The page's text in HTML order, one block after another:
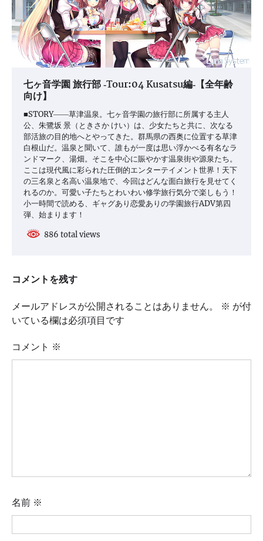
七ヶ音学園 旅行部 ‐Tour:04 Kusatsu編‐【全年齢
向け】
■STORY――草津温泉。七ヶ音学園の旅行部に所属する主人
公、朱鷺坂 景（ときさか けい）は、少女たちと共に、次なる
部活旅の目的地へとやってきた。群馬県の西奥に位置する草津
白根山だ。温泉と聞いて、誰もが一度は思い浮かべる有名なラ
ンドマーク、湯畑。そこを中心に賑やかす温泉街や源泉たち。
ここは現代風に彩られた圧倒的エンターテイメント世界！天下
の三名泉と名高い温泉地で、今回はどんな面白旅行を見せてく
れるのか。可愛い子たちとわいわい修学旅行気分で楽しもう！
小一時間で読める、ギャグあり恋愛ありの学園旅行ADV第四
弾、始まります！
886 total views
コメントを残す
メールアドレスが公開されることはありません。 ※ が付
いている欄は必須項目です
コメント ※
名前 ※